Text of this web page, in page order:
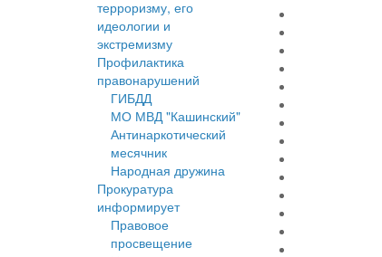
терроризму, его
идеологии и
экстремизму
Профилактика
правонарушений
ГИБДД
МО МВД "Кашинский"
Антинаркотический
месячник
Народная дружина
Прокуратура
информирует
Правовое
просвещение